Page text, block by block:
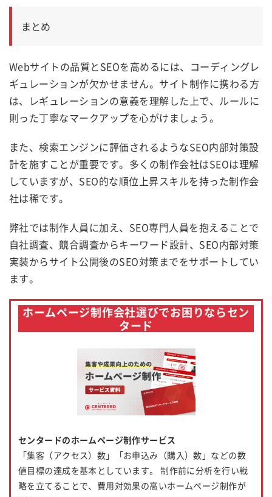
まとめ
Webサイトの品質とSEOを高めるには、コーディングレ
ギュレーションが欠かせません。サイト制作に携わる方
は、レギュレーションの意義を理解した上で、ルールに
則った丁寧なマークアップを心がけましょう。
また、検索エンジンに評価されるようなSEO内部対策設
計を施すことが重要です。多くの制作会社はSEOは理解
していますが、SEO的な順位上昇スキルを持った制作会
社は稀です。
弊社では制作人員に加え、SEO専門人員を抱えることで
自社調査、競合調査からキーワード設計、SEO内部対策
実装からサイト公開後のSEO対策までをサポートしてい
ます。
ホームページ制作会社選びでお困りならセン
タード
センタードのホームページ制作サービス
「集客（アクセス）数」「お申込み（購入）数」などの数
値目標の達成を基本としています。 制作前に分析を行い戦
略を立てることで、費用対効果の高いホームページ制作が